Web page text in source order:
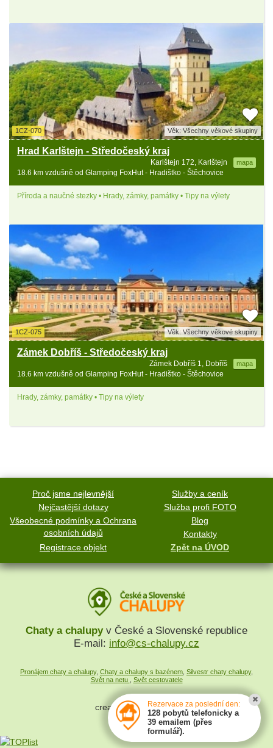
1CZ-070 Věk: Všechny věkové skupiny
Hrad Karlštejn - Středočeský kraj
Karlštejn 172, Karlštejn mapa
18.6 km vzdušně od Glamping FoxHut - Hradištko - Štěchovice
Příroda a naučné stezky • Hrady, zámky, památky • Tipy na výlety
1CZ-075 Věk: Všechny věkové skupiny
Zámek Dobříš - Středočeský kraj
Zámek Dobříš 1, Dobříš mapa
18.6 km vzdušně od Glamping FoxHut - Hradištko - Štěchovice
Hrady, zámky, památky • Tipy na výlety
Proč jsme nejlevnější
Služby a ceník
Nejčastější dotazy
Služba profi FOTO
Všeobecné podmínky a Ochrana
osobních údajů
Blog
Kontakty
Registrace objekt
Zpět na ÚVOD
Chaty a chalupyv České a Slovenské republice
E-mail: info@cs-chalupy.cz
Pronájem chaty a chalupy, Chaty a chalupy s bazénem, Silvestr chaty chalupy,
Svět na netu , Svět cestovatele
created bySYMPACT
Rezervace za poslední den:
128 pobytů telefonicky a
39 emailem (přes
formulář).